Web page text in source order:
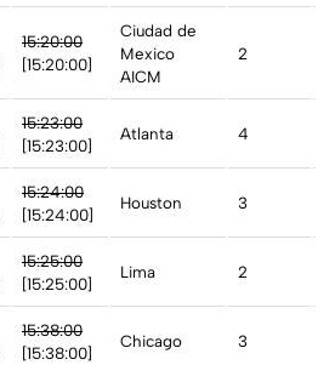
15:20:00
[15:20:00]
Ciudad de
Mexico
AICM
2
15:23:00
[15:23:00]
Atlanta 4
15:24:00
[15:24:00]
Houston 3
15:25:00
[15:25:00]
Lima 2
15:38:00
[15:38:00]
Chicago 3